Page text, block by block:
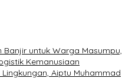
Banjir untuk Warga Masumpu,
Kemanusiaan
Aiptu Muhammad